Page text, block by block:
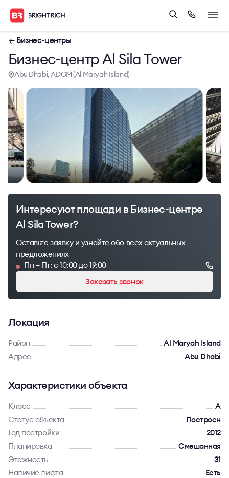
← Бизнес-центры
Бизнес-центр Al Sila Tower
Abu Dhabi, ADGM (Al Maryah Island)
Интересуют площади в Бизнес-центре
Al Sila Tower?
Оставьте заявку и узнайте обо всех актуальных
предложениях
Пн – Пт: с 10:00 до 19:00
Заказать звонок
Локация
Район
Al Maryah Island
Адрес
Abu Dhabi
Характеристики объекта
Класс
A
Статус объекта
Построен
Год постройки
2012
Планировка
Смешанная
Этажность
31
Наличие лифта
Есть